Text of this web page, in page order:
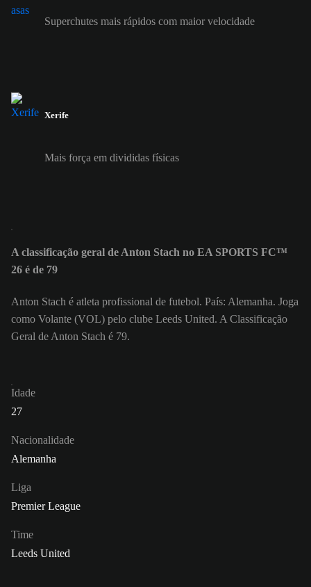
Superchutes mais rápidos com maior velocidade
Xerife
Mais força em divididas físicas
A classificação geral de Anton Stach no EA SPORTS FC™
26 é de 79
Anton Stach é atleta profissional de futebol. País: Alemanha. Joga
como Volante (VOL) pelo clube Leeds United. A Classificação
Geral de Anton Stach é 79.
Idade
27
Nacionalidade
Alemanha
Liga
Premier League
Time
Leeds United